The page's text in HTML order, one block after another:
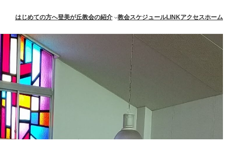
はじめての方へ登美が丘教会の紹介 教会スケジュールLINKアクセスホーム